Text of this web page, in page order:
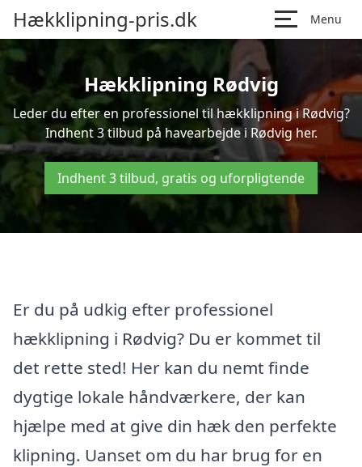
Hækklipning-pris.dk Menu
Hækklipning Rødvig
Leder du efter en professionel til hækklipning i Rødvig?
Indhent 3 tilbud på havearbejde i Rødvig her.
Indhent 3 tilbud, gratis og uforpligtende
Er du på udkig efter professionel
hækklipning i Rødvig? Du er kommet til
det rette sted! Her kan du nemt finde
dygtige lokale håndværkere, der kan
hjælpe med at give din hæk den perfekte
klipning. Uanset om du har brug for en